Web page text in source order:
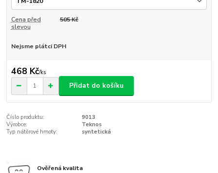
Cena před
slevou
505 Kč
Nejsme plátci DPH
468 Kč/ks
Přidat do košíku
Číslo produktu:
9013
Výrobce:
Teknos
Typ nátěrové hmoty:
syntetická
Ověřená kvalita